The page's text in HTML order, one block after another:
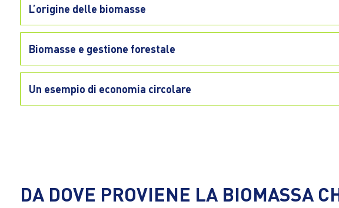
L’origine delle biomasse
Biomasse e gestione forestale
Un esempio di economia circolare
DA DOVE PROVIENE LA BIOMASSA